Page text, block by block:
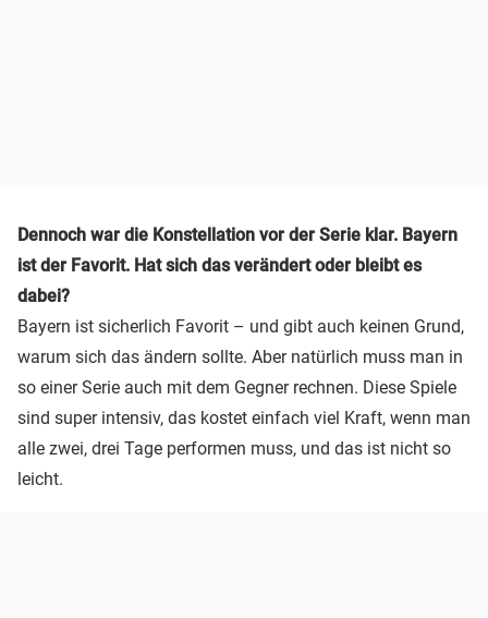
Dennoch war die Konstellation vor der Serie klar. Bayern
ist der Favorit. Hat sich das verändert oder bleibt es
dabei?
Bayern ist sicherlich Favorit – und gibt auch keinen Grund,
warum sich das ändern sollte. Aber natürlich muss man in
so einer Serie auch mit dem Gegner rechnen. Diese Spiele
sind super intensiv, das kostet einfach viel Kraft, wenn man
alle zwei, drei Tage performen muss, und das ist nicht so
leicht.